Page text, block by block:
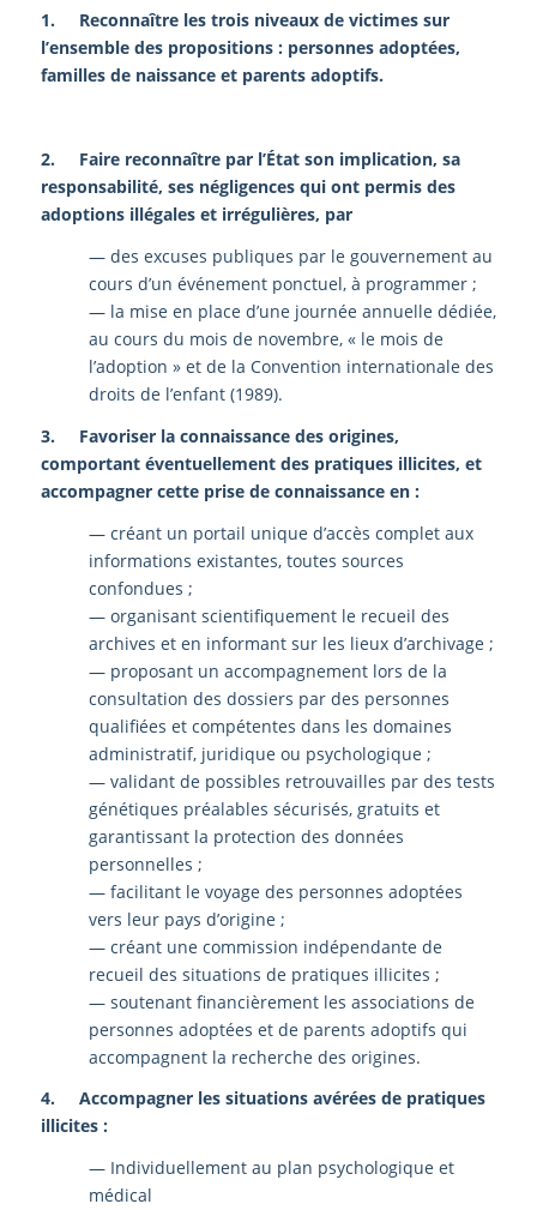
1. Reconnaître les trois niveaux de victimes sur
l’ensemble des propositions : personnes adoptées,
familles de naissance et parents adoptifs.
2. Faire reconnaître par l’État son implication, sa
responsabilité, ses négligences qui ont permis des
adoptions illégales et irrégulières, par
— des excuses publiques par le gouvernement au
cours d’un événement ponctuel, à programmer ;
— la mise en place d’une journée annuelle dédiée,
au cours du mois de novembre, « le mois de
l’adoption » et de la Convention internationale des
droits de l’enfant (1989).
3. Favoriser la connaissance des origines,
comportant éventuellement des pratiques illicites, et
accompagner cette prise de connaissance en :
— créant un portail unique d’accès complet aux
informations existantes, toutes sources
confondues ;
— organisant scientifiquement le recueil des
archives et en informant sur les lieux d’archivage ;
— proposant un accompagnement lors de la
consultation des dossiers par des personnes
qualifiées et compétentes dans les domaines
administratif, juridique ou psychologique ;
— validant de possibles retrouvailles par des tests
génétiques préalables sécurisés, gratuits et
garantissant la protection des données
personnelles ;
— facilitant le voyage des personnes adoptées
vers leur pays d’origine ;
— créant une commission indépendante de
recueil des situations de pratiques illicites ;
— soutenant financièrement les associations de
personnes adoptées et de parents adoptifs qui
accompagnent la recherche des origines.
4. Accompagner les situations avérées de pratiques
illicites :
— Individuellement au plan psychologique et
médical